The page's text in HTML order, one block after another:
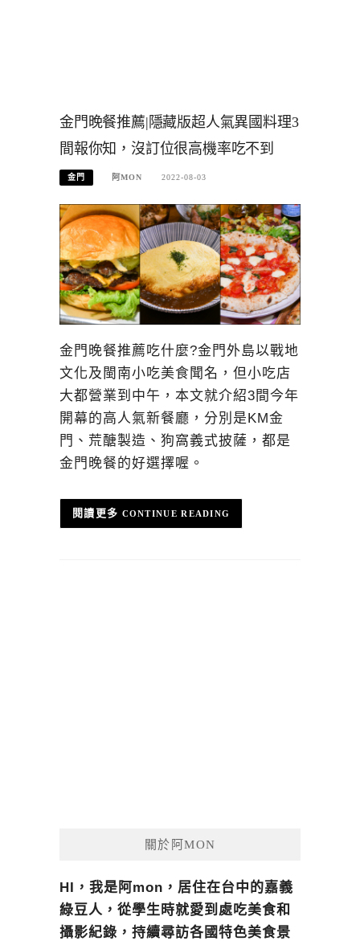
金門晚餐推薦|隱藏版超人氣異國料理3
間報你知，沒訂位很高機率吃不到
金門 阿MON 2022-08-03
金門晚餐推薦吃什麼?金門外島以戰地
文化及閩南小吃美食聞名，但小吃店
大都營業到中午，本文就介紹3間今年
開幕的高人氣新餐廳，分別是KM金
門、荒醣製造、狗窩義式披薩，都是
金門晚餐的好選擇喔。
CONTINUE READING
關於阿MON
HI，我是阿mon，居住在台中的嘉義
綠豆人，從學生時就愛到處吃美食和
攝影紀錄，持續尋訪各國特色美食景